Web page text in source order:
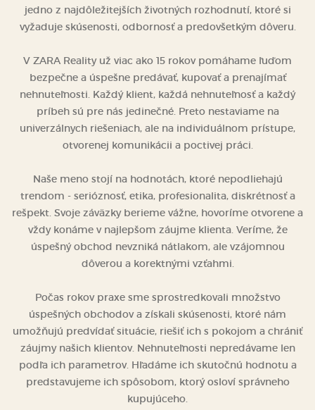
jedno z najdôležitejších životných rozhodnutí, ktoré si
vyžaduje skúsenosti, odbornosť a predovšetkým dôveru.
V ZARA Reality už viac ako 15 rokov pomáhame ľuďom
bezpečne a úspešne predávať, kupovať a prenajímať
nehnuteľnosti. Každý klient, každá nehnuteľnosť a každý
príbeh sú pre nás jedinečné. Preto nestaviame na
univerzálnych riešeniach, ale na individuálnom prístupe,
otvorenej komunikácii a poctivej práci.
Naše meno stojí na hodnotách, ktoré nepodliehajú
trendom - serióznosť, etika, profesionalita, diskrétnosť a
rešpekt. Svoje záväzky berieme vážne, hovoríme otvorene a
vždy konáme v najlepšom záujme klienta. Veríme, že
úspešný obchod nevzniká nátlakom, ale vzájomnou
dôverou a korektnými vzťahmi.
Počas rokov praxe sme sprostredkovali množstvo
úspešných obchodov a získali skúsenosti, ktoré nám
umožňujú predvídať situácie, riešiť ich s pokojom a chrániť
záujmy našich klientov. Nehnuteľnosti nepredávame len
podľa ich parametrov. Hľadáme ich skutočnú hodnotu a
predstavujeme ich spôsobom, ktorý osloví správneho
kupujúceho.